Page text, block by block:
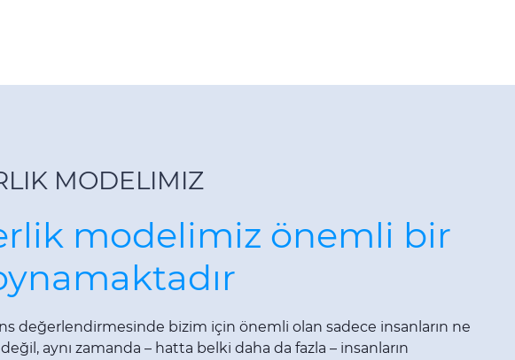
MODELIMIZ
modelimiz önemli bir
değerlendirmesinde bizim için önemli olan sadece insanların ne
değil, aynı zamanda – hatta belki daha da fazla – insanların